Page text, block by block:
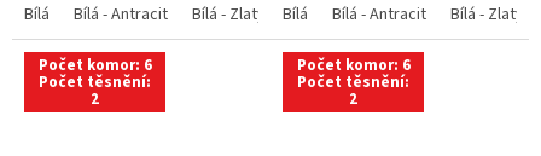
Bílá Bílá - Antracit Bílá - Zlatý dub Bílá - Tmavý dub Bílá -
Bílá Bílá - Antracit Bílá - Zlatý
Počet komor: 6
Počet těsnění:
2
Počet komor: 6
Počet těsnění:
2